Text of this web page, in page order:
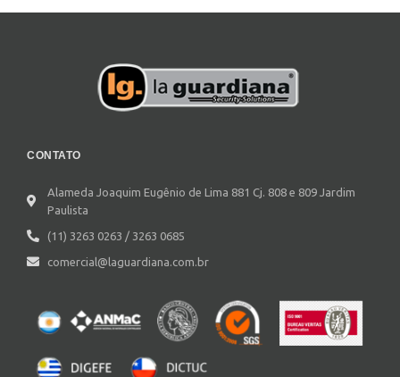
CONTATO
Alameda Joaquim Eugênio de Lima 881 Cj. 808 e 809 Jardim
Paulista
(11) 3263 0263 / 3263 0685
comercial@laguardiana.com.br